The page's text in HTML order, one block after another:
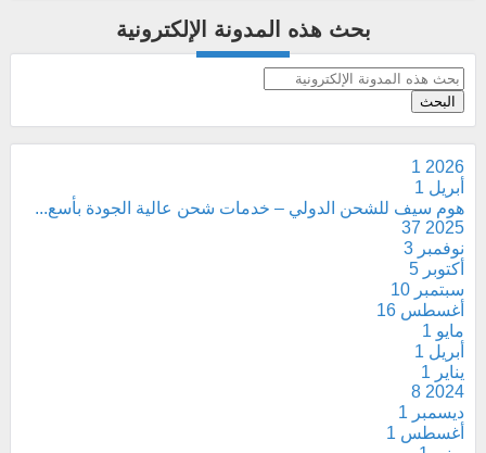
بحث هذه المدونة الإلكترونية
2026
1
أبريل 1
هوم سيف للشحن الدولي – خدمات شحن عالية الجودة بأسع...
2025
37
نوفمبر 3
أكتوبر 5
سبتمبر 10
أغسطس 16
مايو 1
أبريل 1
يناير 1
2024
8
ديسمبر 1
أغسطس 1